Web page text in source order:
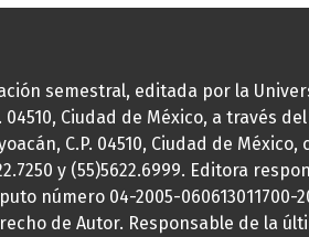
semestral, editada por la
Ciudad de México, a través
C.P. 04510, Ciudad de México,
y (55)5622.6999. Editora
número 04-2005-060613011700-
de Autor. Responsable de la